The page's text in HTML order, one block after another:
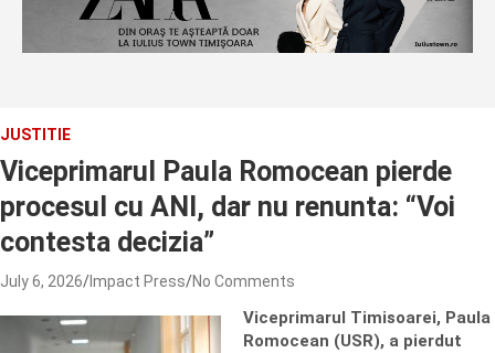
JUSTITIE
Viceprimarul Paula Romocean pierde
procesul cu ANI, dar nu renunta: “Voi
contesta decizia”
July 6, 2026 Impact Press No Comments
Viceprimarul Timisoarei, Paula
Romocean (USR), a pierdut